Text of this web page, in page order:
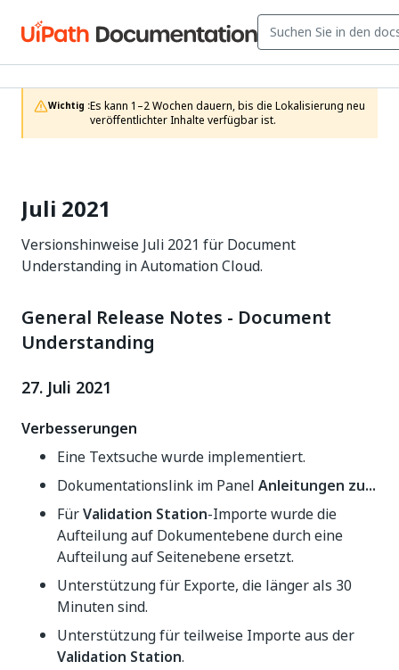
Wichtig :Es kann 1–2 Wochen dauern, bis die Lokalisierung neu
veröffentlichter Inhalte verfügbar ist.
Juli 2021
Versionshinweise Juli 2021 für Document
Understanding in Automation Cloud.
General Release Notes - Document
Understanding
27. Juli 2021
Verbesserungen
Eine Textsuche wurde implementiert.
Dokumentationslink im Panel Anleitungen zu...
FürValidation Station-Importe wurde die
Aufteilung auf Dokumentebene durch eine
Aufteilung auf Seitenebene ersetzt.
Unterstützung für Exporte, die länger als 30
Minuten sind.
Unterstützung für teilweise Importe aus der
Validation Station.